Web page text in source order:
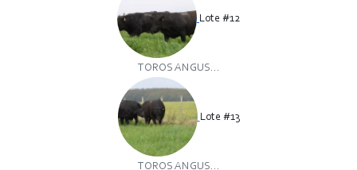
Lote #12
TOROS ANGUS...
Lote #13
TOROS ANGUS...